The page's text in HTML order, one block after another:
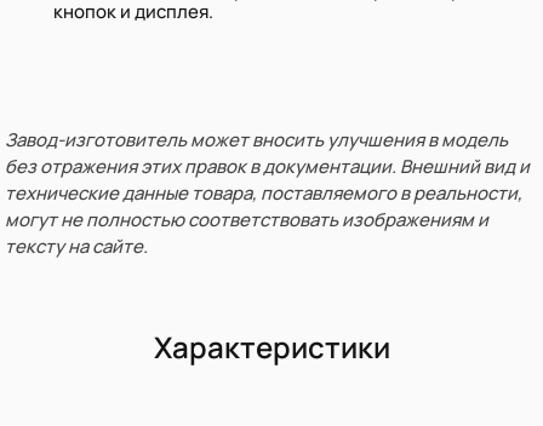
кнопок и дисплея.
Завод-изготовитель может вносить улучшения в модель
без отражения этих правок в документации. Внешний вид и
технические данные товара, поставляемого в реальности,
могут не полностью соответствовать изображениям и
тексту на сайте.
Характеристики